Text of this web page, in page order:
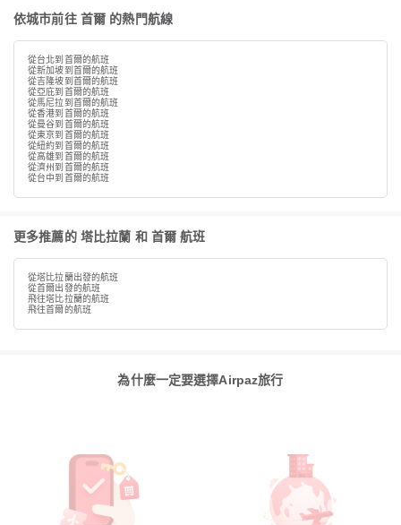
依城市前往 首爾 的熱門航線
從台北到首爾的航班
從新加坡到首爾的航班
從吉隆坡到首爾的航班
從亞庇到首爾的航班
從馬尼拉到首爾的航班
從香港到首爾的航班
從曼谷到首爾的航班
從東京到首爾的航班
從紐約到首爾的航班
從高雄到首爾的航班
從濟州到首爾的航班
從台中到首爾的航班
更多推薦的 塔比拉蘭 和 首爾 航班
從塔比拉蘭出發的航班
從首爾出發的航班
飛往塔比拉蘭的航班
飛往首爾的航班
為什麼一定要選擇Airpaz旅行